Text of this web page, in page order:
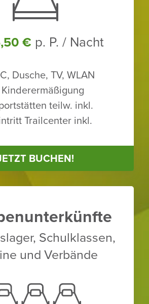
€ p. P. / Nacht
Dusche, TV, WLAN
Kinder­er­mä­ßi­gung
teilw. inkl.
Trailcenter inkl.
BUCHEN!
Schul­klassen,
und Verbände